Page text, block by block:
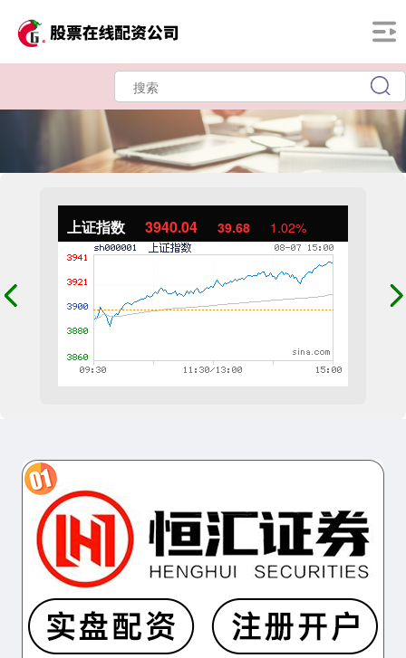
上证指数 3940.04 39.68 1.02%